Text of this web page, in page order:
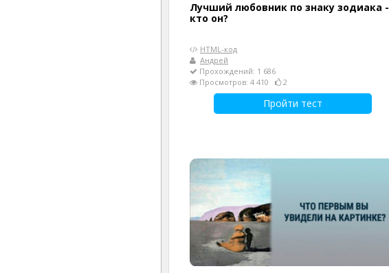
Лучший любовник по знаку зодиака -
кто он?
HTML-код
Андрей
Прохождений: 1 686
Просмотров: 4 410
2
Пройти тест